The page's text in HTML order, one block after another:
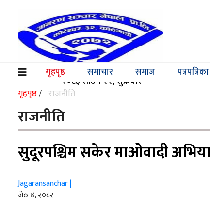
२०८३ साउन २२, शुक्रबार
गृहपृष्ठ
(current) समाचार समाज पत्रपत्रिका
समाचार
समाज
पत्रपत्रिका
मनोरञ्जन
विश्व
स्वास्थ्य
वाणिज्य
गृहपृष्ठ/ राजनीति
राजनीति
सुदूरपश्चिम सकेर माओवादी
Jagaransanchar |
जेठ ४, २०८२